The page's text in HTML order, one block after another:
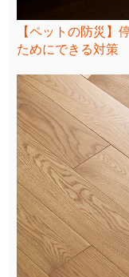
【ペットの防災】
ためにできる対策